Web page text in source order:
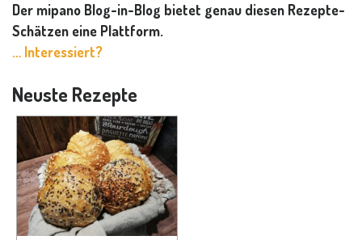
Der mipano Blog-in-Blog bietet genau diesen Rezepte-
Schätzen eine Plattform.
… Interessiert?
Neuste Rezepte